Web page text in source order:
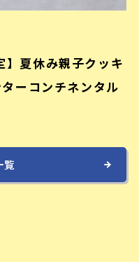
】夏休み親子クッキ
ーコンチネンタル
覧